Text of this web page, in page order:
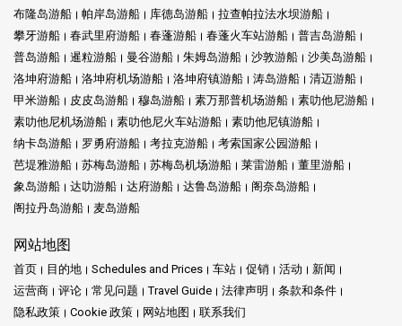
布隆岛游船
帕岸岛游船 库德岛游船
拉查帕拉法水坝游船
攀牙游船
春武里府游船 春蓬游船 春蓬火车站游船
普吉岛游船
普岛游船
暹粒游船 曼谷游船 朱姆岛游船 沙敦游船
沙美岛游船
洛坤府游船
洛坤府机场游船 洛坤府镇游船 涛岛游船
清迈游船
甲米游船
皮皮岛游船 穆岛游船 素万那普机场游船
素叻他尼游船
素叻他尼机场游船
素叻他尼火车站游船
素叻他尼镇游船
纳卡岛游船
罗勇府游船 考拉克游船
考索国家公园游船
芭堤雅游船
苏梅岛游船 苏梅岛机场游船 莱雷游船
董里游船
象岛游船
达叻游船 达府游船 达鲁岛游船
阁奈岛游船
阁拉丹岛游船
麦岛游船
网站地图
首页 目的地 Schedules and Prices 车站 促销 活动
新闻
运营商
评论 常见问题 Travel Guide 法律声明
条款和条件
隐私政策
Cookie 政策 网站地图 联系我们